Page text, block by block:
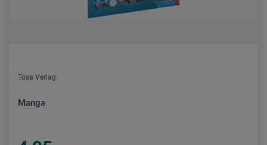
Tosa Verlag
Manga